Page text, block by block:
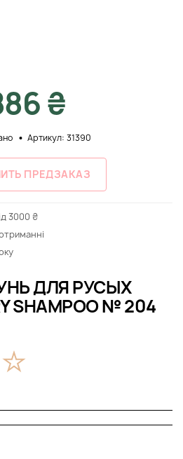
ДЛЯ РУСЫХ
SHAMPOO № 204
₴
Артикул: 31390
ПРЕДЗАКАЗ
3000 ₴